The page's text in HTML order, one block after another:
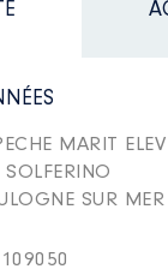
MARIT
SUR MER